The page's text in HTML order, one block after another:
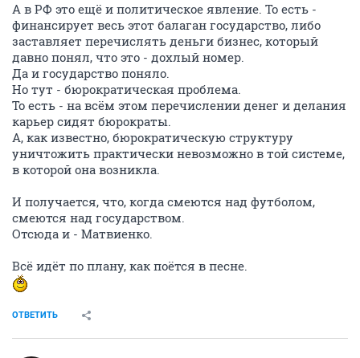
А в РФ это ещё и политическое явление. То есть -
финансирует весь этот балаган государство, либо
заставляет перечислять деньги бизнес, который
давно понял, что это - дохлый номер.
Да и государство поняло.
Но тут - бюрократическая проблема.
То есть - на всём этом перечислении денег и делания
карьер сидят бюрократы.
А, как известно, бюрократическую структуру
уничтожить практически невозможно в той системе,
в которой она возникла.
И получается, что, когда смеются над футболом,
смеются над государством.
Отсюда и - Матвиенко.
Всё идёт по плану, как поётся в песне.
ОТВЕТИТЬ